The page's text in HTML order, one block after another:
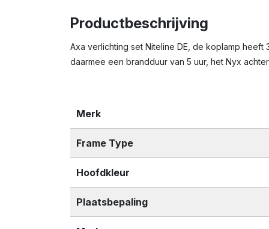
Productbeschrijving
Axa verlichting set Niteline DE, de koplamp
daarmee een brandduur van 5 uur, het Nyx
Merk
Frame Type
Hoofdkleur
Plaatsbepaling